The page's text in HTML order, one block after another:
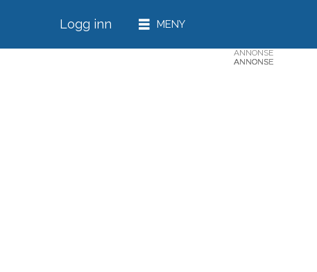
Logg inn
ANNONSE
ANNONSE
ANNONSE
ANNONSE
ANNONSE